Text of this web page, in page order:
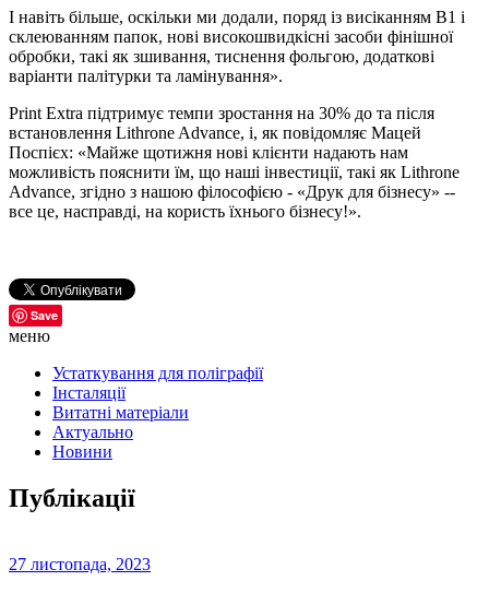
І навіть більше, оскільки ми додали, поряд із висіканням B1 і
склеюванням папок, нові високошвидкісні засоби фінішної
обробки, такі як зшивання, тиснення фольгою, додаткові
варіанти палітурки та ламінування».
Print Extra підтримує темпи зростання на 30% до та після
встановлення Lithrone Advance, і, як повідомляє Мацей
Поспієх: «Майже щотижня нові клієнти надають нам
можливість пояснити їм, що наші інвестиції, такі як Lithrone
Advance, згідно з нашою філософією - «Друк для бізнесу» --
все це, насправді, на користь їхнього бізнесу!».
Save
меню
Устаткування для поліграфії
Інсталяції
Витатні матеріали
Актуально
Новини
Публікації
27 листопада, 2023